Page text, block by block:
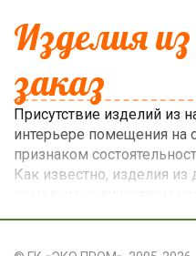
Изделия из
заказ
Присутствие изделий из
интерьере помещения на
признаком
Как известно, изделия из